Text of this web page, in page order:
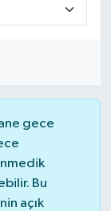
gece
Bu
açık